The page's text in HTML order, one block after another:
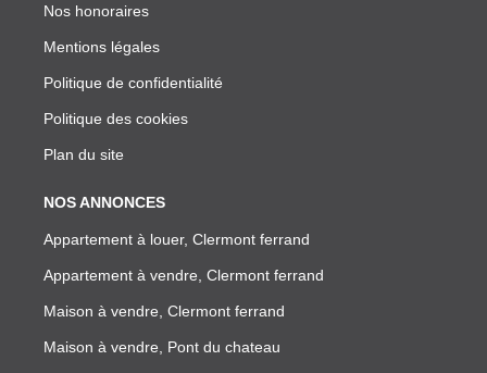
Nos honoraires
Mentions légales
Politique de confidentialité
Politique des cookies
Plan du site
NOS ANNONCES
Appartement à louer, Clermont ferrand
Appartement à vendre, Clermont ferrand
Maison à vendre, Clermont ferrand
Maison à vendre, Pont du chateau